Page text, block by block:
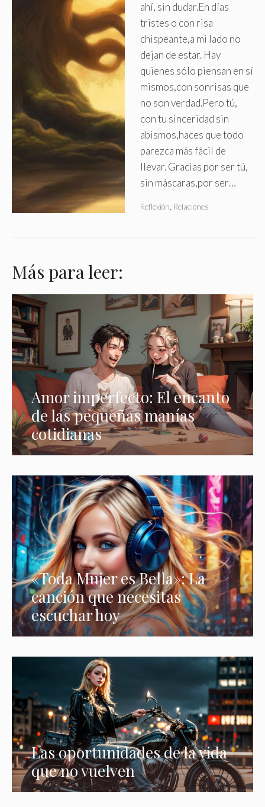
ahí, sin dudar.En días
tristes o con risa
chispeante,a mi lado no
dejan de estar. Hay
quienes sólo piensan en sí
mismos,con sonrisas que
no son verdad.Pero tú,
con tu sinceridad sin
abismos,haces que todo
parezca más fácil de
llevar. Gracias por ser tú,
sin máscaras,por ser…
Reflexión Relaciones
Más para leer:
Amor imperfecto: El encanto
de las pequeñas manías
cotidianas
«Toda Mujer es Bella»: La
canción que necesitas
escuchar hoy
Las oportunidades de la vida
que no vuelven